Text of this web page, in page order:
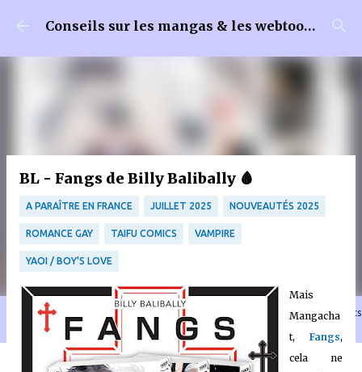
Accéder au contenu principal Conseils sur les mangas & les webtoons
🐈‍⬛ En tant que Partenaire Amazon, je réalise un bénéfice sur les achats
remplissant les conditions requises quand vous achetez sur Amazon.fr
BL - Fangs de Billy Balibally 🩸
A PARAÎTRE EN FRANCE JUILLET 2025 NOUVEAUTÉS 2025
ROMANCE GAY TAIFU COMICS VAMPIRE
YAOI / BOY'S LOVE
Mais
Mangacha
t, Fangs,
cela ne